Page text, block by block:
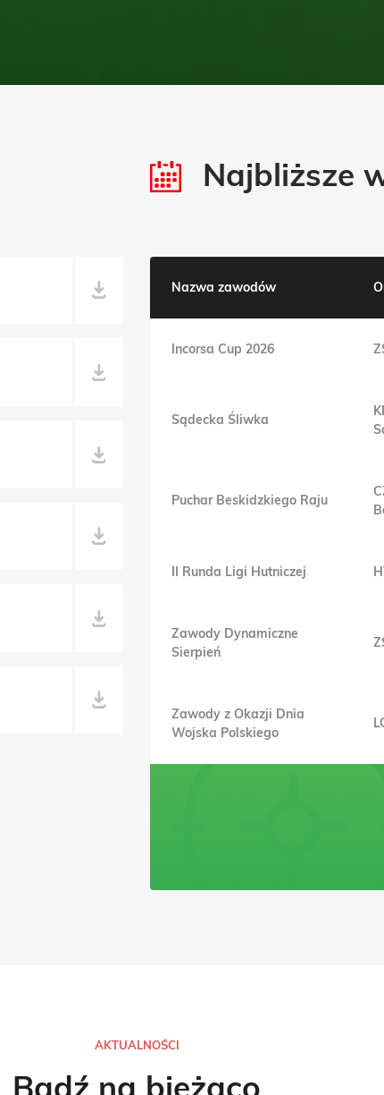
Najbliższe
Nazwa zawodów
Incorsa Cup 2026
Sądecka Śliwka
Puchar Beskidzkiego Raju
II Runda Ligi Hutniczej
Zawody Dynamiczne
Sierpień
Zawody z Okazji Dnia
Wojska Polskiego
AKTUALNOŚCI